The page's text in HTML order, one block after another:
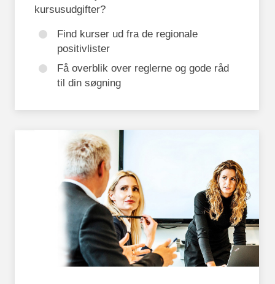
kursusudgifter?
Find kurser ud fra de regionale
positivlister
Få overblik over reglerne og gode råd
til din søgning